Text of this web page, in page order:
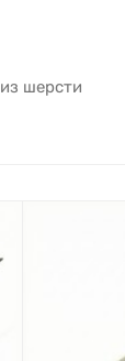
шерсти